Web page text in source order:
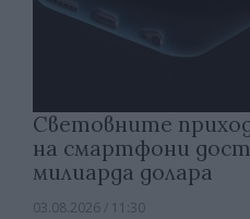
Световните
на смартфони
милиарда долара
03.08.2026 / 11:30